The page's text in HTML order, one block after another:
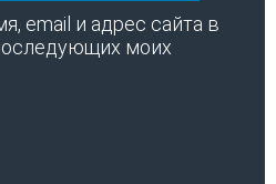
email и адрес сайта в
моих